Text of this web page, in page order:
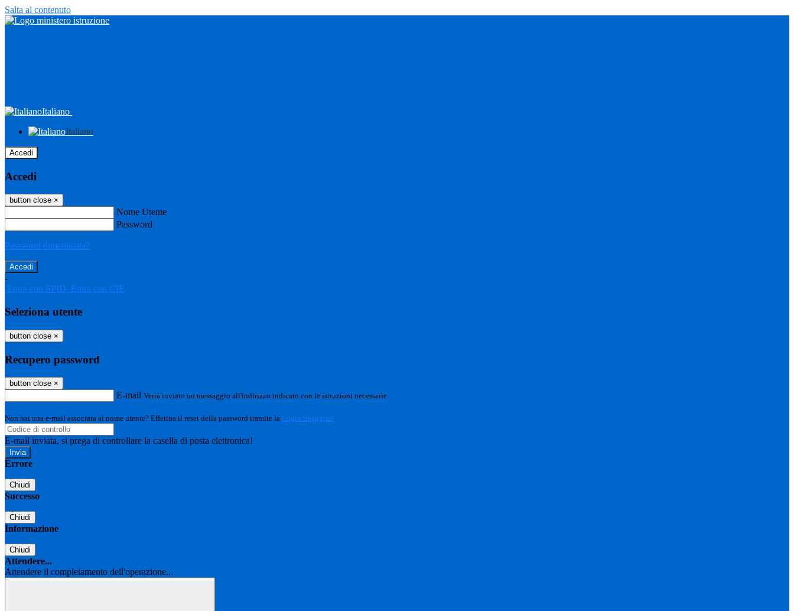
Salta al contenuto
Italiano
Italiano
Accedi
Accedi
button close ×
Nome Utente
Password
Password dimenticata?
-
Entra con SPID Entra con CIE
Seleziona utente
button close ×
Recupero password
button close ×
E-mail Verrà inviato un messaggio all'indirizzo indicato con le istruzioni necessarie.
Non hai una e-mail associata al nome utente? Effettua il reset della password tramite la Login Spaggiari
E-mail inviata, si prega di controllare la casella di posta elettronica!
Errore
Chiudi
Successo
Chiudi
Informazione
Chiudi
Attendere...
Attendere il completamento dell'operazione...